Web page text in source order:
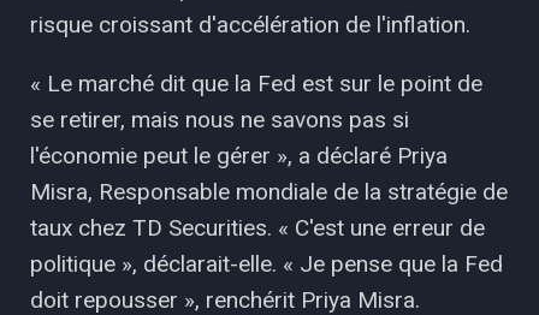
risque croissant d'accélération de l'inflation.
« Le marché dit que la Fed est sur le point de
se retirer, mais nous ne savons pas si
l'économie peut le gérer », a déclaré Priya
Misra, Responsable mondiale de la stratégie de
taux chez TD Securities. « C'est une erreur de
politique », déclarait-elle. « Je pense que la Fed
doit repousser », renchérit Priya Misra.